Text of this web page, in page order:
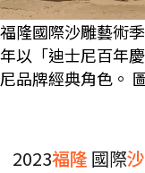
福隆國際沙雕藝術
年以「迪士尼百年
尼品牌經典角色。
2023福隆 國際